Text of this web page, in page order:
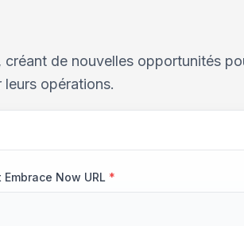
de nouvelles opportunités
opérations.
Now URL *